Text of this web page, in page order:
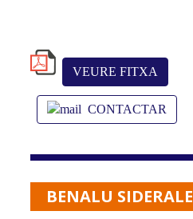
VEURE FITXA
CONTACTAR
BENALU SIDERALE